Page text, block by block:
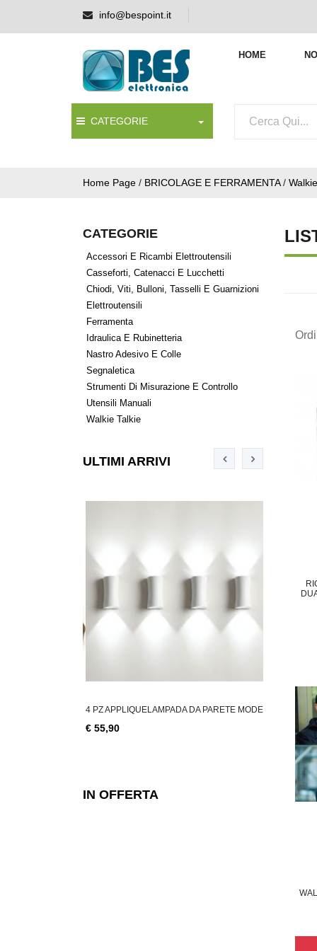
info@bespoint.it
HOME
CATEGORIE
Home Page / BRICOLAGE E FERRAMENTA/
CATEGORIE
Accessori E Ricambi Elettroutensili
Casseforti, Catenacci E Lucchetti
Chiodi, Viti, Bulloni, Tasselli E Guarnizioni
Elettroutensili
Ferramenta
Idraulica E Rubinetteria
Nastro Adesivo E Colle
Segnaletica
Strumenti Di Misurazione E Controllo
Utensili Manuali
Walkie Talkie
ULTIMI ARRIVI
4 PZ APPLIQUELAMPADA DA PARETE MODE
€ 55,90
COPPIA
IN OFFERTA